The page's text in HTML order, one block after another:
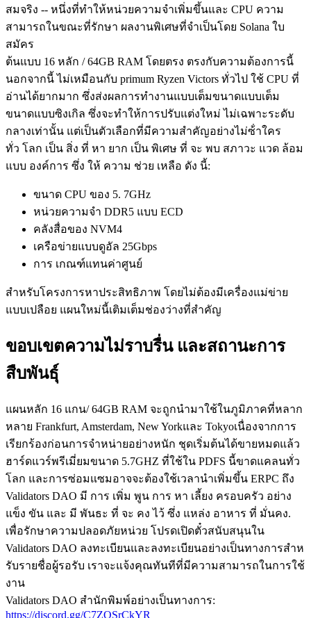
สมจริง -- หนึ่งที่ทําให้หน่วยความจําเพิ่มขึ้นและ CPU ความ
สามารถในขณะที่รักษา ผลงานพิเศษที่จําเป็นโดย Solana ใบ
สมัคร
ต้นแบบ 16 หลัก / 64GB RAM โดยตรง ตรงกับความต้องการนี้
นอกจากนี้ ไม่เหมือนกับ primum Ryzen Victors ทั่วไป ใช้ CPU ที่
อ่านได้ยากมาก ซึ่งส่งผลการทํางานแบบเต็มขนาดแบบเต็ม
ขนาดแบบซิงเกิล ซึ่งจะทําให้การปรับแต่งใหม่ ไม่เฉพาะระดับ
กลางเท่านั้น แต่เป็นตัวเลือกที่มีความสําคัญอย่างไม่ซ้ําใคร
ทั่ว โลก เป็น สิ่ง ที่ หา ยาก เป็น พิเศษ ที่ จะ พบ สภาวะ แวด ล้อม
แบบ องค์การ ซึ่ง ให้ ความ ช่วย เหลือ ดัง นี้:
ขนาด CPU ของ 5. 7GHz
หน่วยความจํา DDR5 แบบ ECD
คลังสื่อของ NVM4
เครือข่ายแบบดูอัล 25Gbps
การ เกณฑ์แทนค่าศูนย์
สําหรับโครงการหาประสิทธิภาพ โดยไม่ต้องมีเครื่องแม่ข่าย
แบบเปลือย แผนใหม่นี้เติมเต็มช่องว่างที่สําคัญ
ขอบเขตความไม่ราบรื่น และสถานะการ
สืบพันธุ์
แผนหลัก 16 แกน/ 64GB RAM จะถูกนํามาใช้ในภูมิภาคที่หลาก
หลาย Frankfurt, Amsterdam, New Yorkและ Tokyoเนื่องจากการ
เรียกร้องก่อนการจําหน่ายอย่างหนัก ชุดเริ่มต้นได้ขายหมดแล้ว
ฮาร์ดแวร์พรีเมี่ยมขนาด 5.7GHZ ที่ใช้ใน PDFS นี้ขาดแคลนทั่ว
โลก และการซ่อมแซมอาจจะต้องใช้เวลานําเพิ่มขึ้น ERPC ถึง
Validators DAO มี การ เพิ่ม พูน การ หา เลี้ยง ครอบครัว อย่าง
แข็ง ขัน และ มี พันธะ ที่ จะ คง ไว้ ซึ่ง แหล่ง อาหาร ที่ มั่นคง.
เพื่อรักษาความปลอดภัยหน่วย โปรดเปิดตั๋วสนับสนุนใน
Validators DAO ลงทะเบียนและลงทะเบียนอย่างเป็นทางการสําห
รับรายชื่อผู้รอรับ เราจะแจ้งคุณทันทีที่มีความสามารถในการใช้
งาน
Validators DAO สํานักพิมพ์อย่างเป็นทางการ:
https://discord.gg/C7ZQSrCkYR